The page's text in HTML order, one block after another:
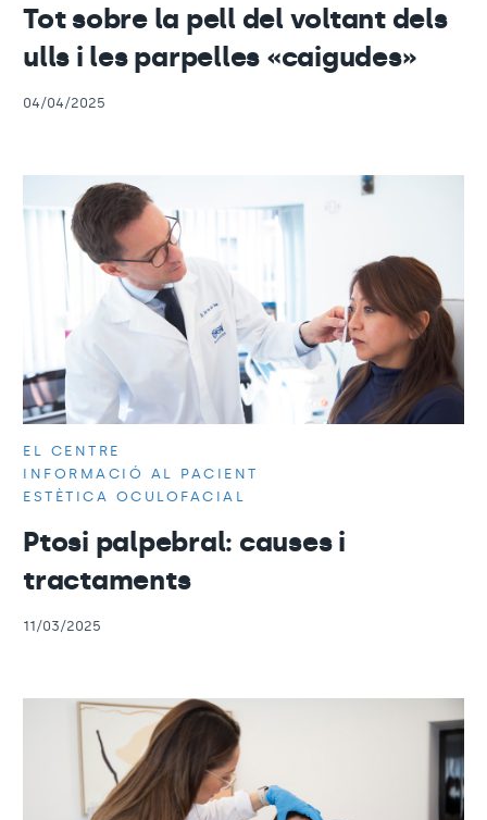
Tot sobre la pell del voltant dels
ulls i les parpelles «caigudes»
04/04/2025
EL CENTRE
INFORMACIÓ AL PACIENT
ESTÈTICA OCULOFACIAL
Ptosi palpebral: causes i
tractaments
11/03/2025